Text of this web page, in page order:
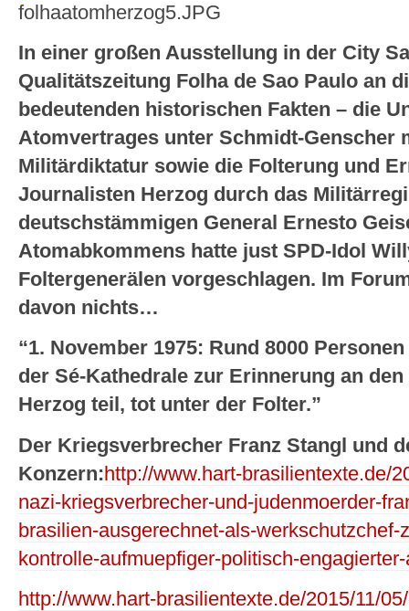
In einer großen Ausstellung in der City
Qualitätszeitung Folha de Sao Paulo an
bedeutenden historischen Fakten – die
Atomvertrages unter Schmidt-Genscher
Militärdiktatur sowie die Folterung und
Journalisten Herzog durch das
deutschstämmigen General Ernesto
Atomabkommens hatte just SPD-Idol
Foltergenerälen vorgeschlagen. Im
davon nichts…
“1. November 1975: Rund 8000
der Sé-Kathedrale zur Erinnerung an
Herzog teil, tot unter der Folter.”
Der Kriegsverbrecher Franz Stangl und
Konzern:http://www.hart-brasilientexte.de/
nazi-kriegsverbrecher-und-judenmoerder-
brasilien-ausgerechnet-als-werkschutzchef-
kontrolle-aufmuepfiger-politisch-
http://www.hart-brasilientexte.de/2015/11/